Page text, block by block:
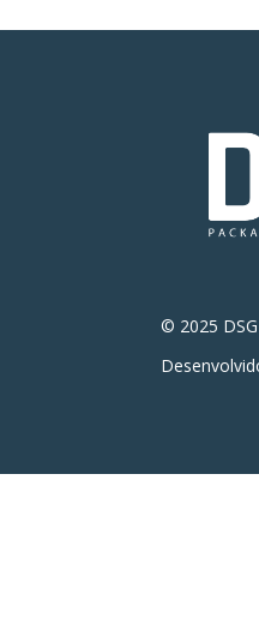
© 2025